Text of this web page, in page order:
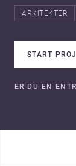
ARKITEKTER
START
ER DU EN